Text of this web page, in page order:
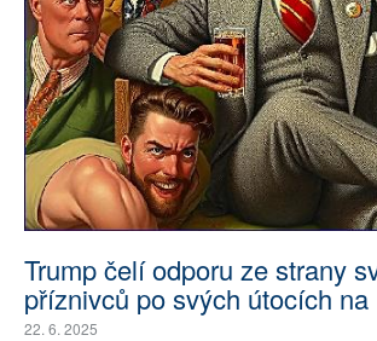
Trump čelí odporu ze strany
příznivců po svých útocích na
22. 6. 2025